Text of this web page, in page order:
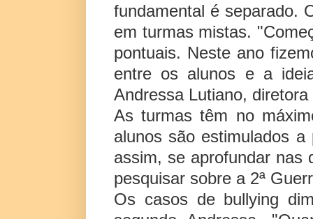
fundamental é separado.
em turmas mistas.
pontuais. Neste ano
entre os alunos e a
Andressa Lutiano,
As turmas têm no
alunos são estimulados
assim, se aprofundar nas
pesquisar sobre a 2ª
Os casos de bullying